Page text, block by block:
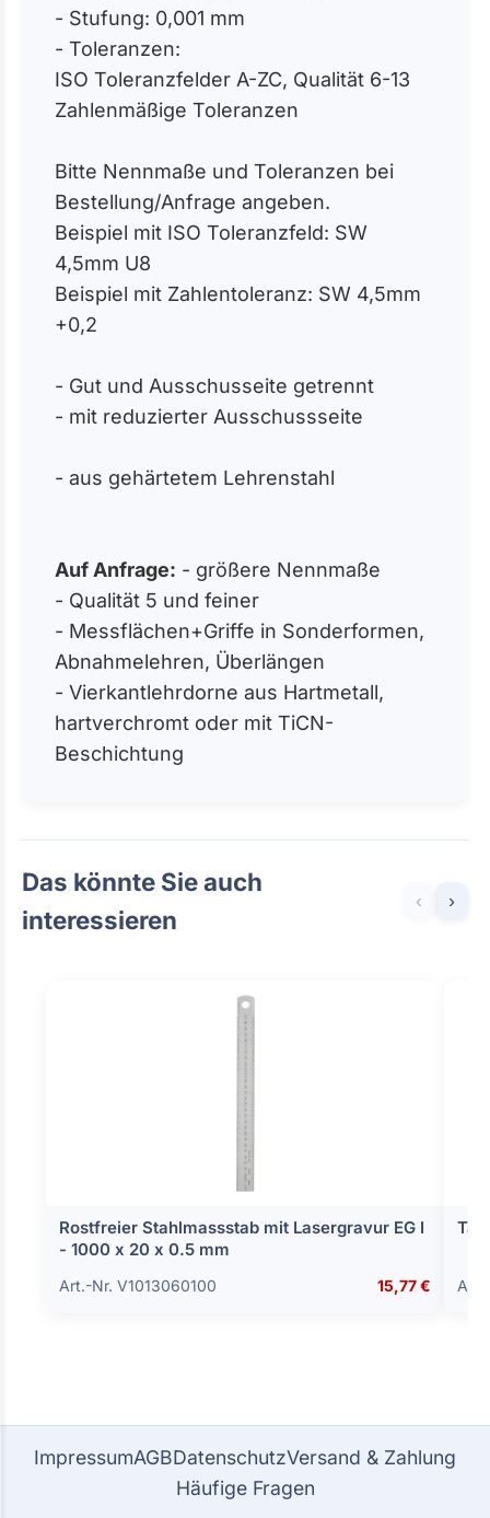
- Stufung: 0,001 mm
- Toleranzen:
ISO Toleranzfelder A-ZC, Qualität 6-13
Zahlenmäßige Toleranzen
Bitte Nennmaße und Toleranzen bei
Bestellung/Anfrage angeben.
Beispiel mit ISO Toleranzfeld: SW
4,5mm U8
Beispiel mit Zahlentoleranz: SW 4,5mm
+0,2
- Gut und Ausschusseite getrennt
- mit reduzierter Ausschussseite
- aus gehärtetem Lehrenstahl
Auf Anfrage: - größere Nennmaße
- Qualität 5 und feiner
- Messflächen+Griffe in Sonderformen,
Abnahmelehren, Überlängen
- Vierkantlehrdorne aus Hartmetall,
hartverchromt oder mit TiCN-
Beschichtung
Das könnte Sie auch
interessieren
‹ ›
Rostfreier Stahlmassstab mit Lasergravur EG I
- 1000 x 20 x 0.5 mm
Art.-Nr. V1013060100 15,77 €
ImpressumAGBDatenschutzVersand & Zahlung
Häufige Fragen